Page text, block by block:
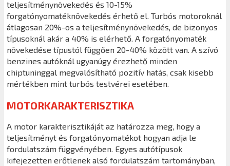
teljesítménynövekedés és 10-15%
forgatónyomatéknövekedés érhető el. Turbós motoroknál
átlagosan 20%-os a teljesítménynövekedés, de bizonyos
típusoknál akár a 40% is elérhető. A forgatónyomaték
növekedése típustól függően 20-40% között van. A szívó
benzines autóknál ugyanúgy érezhető minden
chiptuninggal megvalósítható pozitív hatás, csak kisebb
mértékben mint turbós testvérei esetében.
MOTORKARAKTERISZTIKA
A motor karakterisztikáját az határozza meg, hogy a
teljesítményt és forgatónyomatékot hogyan adja le
fordulatszám függvényében. Egyes autótípusok
kifejezetten erőtlenek alsó fordulatszám tartományban,